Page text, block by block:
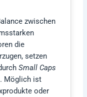
zwischen
die
setzen
Small Caps
Möglich ist
oder